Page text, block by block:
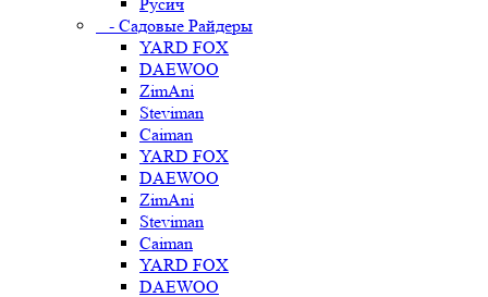
- Садовые Райдеры
YARD FOX
DAEWOO
ZimAni
Steviman
Caiman
YARD FOX
DAEWOO
ZimAni
Steviman
Caiman
YARD FOX
DAEWOO